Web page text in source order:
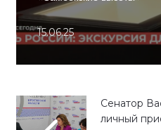
15.06.25
Сенатор
личный